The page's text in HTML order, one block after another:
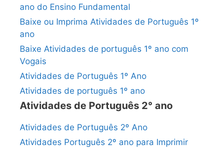
ano do Ensino Fundamental
Baixe ou Imprima Atividades de Português 1º
ano
Baixe Atividades de português 1º ano com
Vogais
Atividades de Português 1º Ano
Atividades de português 1º ano
Atividades de Português 2° ano
Atividades de Português 2º Ano
Atividades Português 2º ano para Imprimir